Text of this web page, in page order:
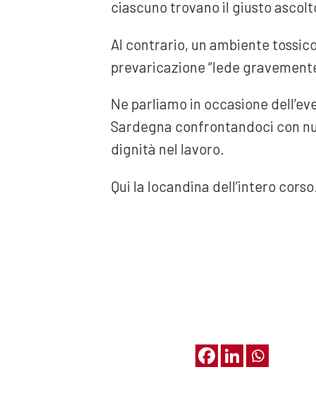
ciascuno trovano il giusto
Al contrario, un ambiente
prevaricazione “lede
Ne parliamo in occasione
Sardegna confrontandoci con
dignità nel lavoro.
Qui la locandina dell’intero